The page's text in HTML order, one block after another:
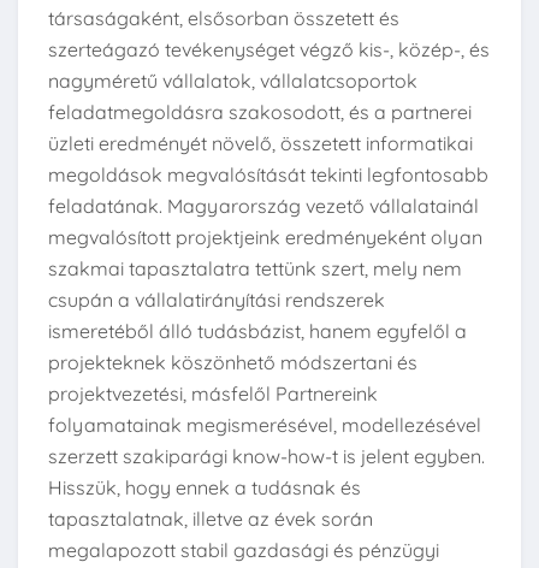
társaságaként, elsősorban összetett és
szerteágazó tevékenységet végző kis-, közép-, és
nagyméretű vállalatok, vállalatcsoportok
feladatmegoldásra szakosodott, és a partnerei
üzleti eredményét növelő, összetett informatikai
megoldások megvalósítását tekinti legfontosabb
feladatának. Magyarország vezető vállalatainál
megvalósított projektjeink eredményeként olyan
szakmai tapasztalatra tettünk szert, mely nem
csupán a vállalatirányítási rendszerek
ismeretéből álló tudásbázist, hanem egyfelől a
projekteknek köszönhető módszertani és
projektvezetési, másfelől Partnereink
folyamatainak megismerésével, modellezésével
szerzett szakiparági know-how-t is jelent egyben.
Hisszük, hogy ennek a tudásnak és
tapasztalatnak, illetve az évek során
megalapozott stabil gazdasági és pénzügyi